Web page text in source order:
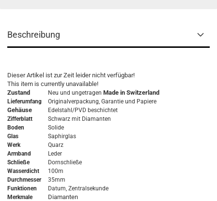
Beschreibung
Dieser Artikel ist zur Zeit leider nicht verfügbar!
This item is currently unavailable!
Zustand
Neu und ungetragen Made in Switzerland
Lieferumfang Originalverpackung, Garantie und Papiere
Gehäuse Edelstahl /PVD beschichtet
Zifferblatt
Schwarz mit Diamanten
Boden
Solide
Glas
Saphirglas
Werk
Quarz
Armband
Leder
Schließe
Dornschließe
Wasserdicht
100m
Durchmesser
35mm
Funktionen
Datum, Zentralsekunde
Merkmale
Diamanten